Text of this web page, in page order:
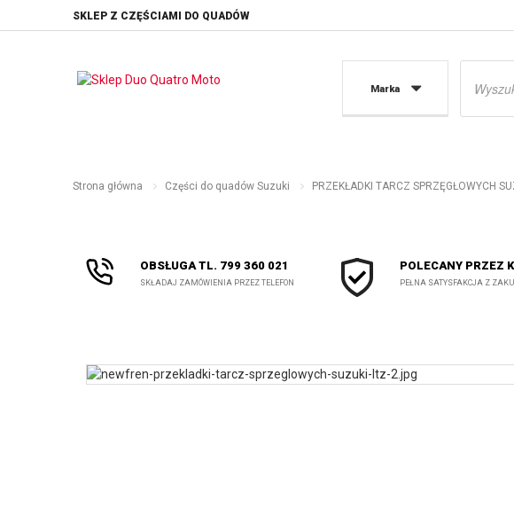
SKLEP Z CZĘŚCIAMI DO QUADÓW
Marka
Strona główna Części do quadów Suzuki PRZEKŁADKI TARCZ SPRZĘGŁOWYCH
OBSŁUGA TL. 799 360 021
SKŁADAJ ZAMÓWIENIA PRZEZ TELEFON
POLECANY PRZEZ
PEŁNA SATYSFAKCJA Z